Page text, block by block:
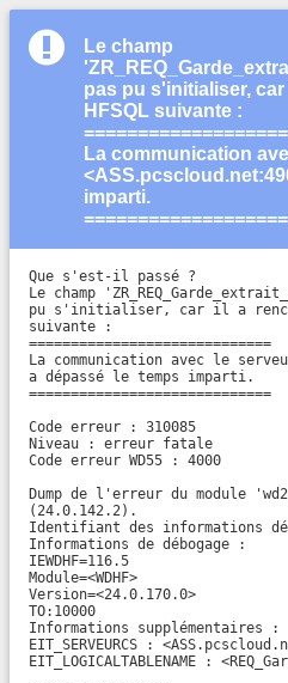
Le champ
pas pu s'initialiser,
HFSQL suivante :
La communication
imparti.
Que s'est-il passé ?
Le champ
pu s'initialiser, car il a
suivante :
=============================
La communication avec le
a dépassé le temps imparti.
=============================
Code erreur : 310085
Niveau : erreur fatale
Code erreur WD55 : 4000
Dump de l'erreur du module
(24.0.142.2).
Identifiant des informations
Informations de débogage :
IEWDHF=116.5
Module=<WDHF>
Version=<24.0.170.0>
TO:10000
Informations supplémentaires :
EIT_SERVEURCS :
EIT_LOGICALTABLENAME :